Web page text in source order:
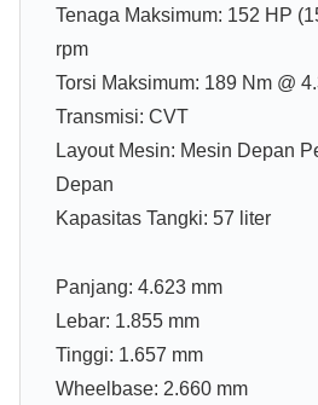
Tenaga Maksimum: 152 HP
rpm
Torsi Maksimum: 189 Nm @
Transmisi: CVT
Layout Mesin: Mesin Depan
Depan
Kapasitas Tangki: 57 liter
Panjang: 4.623 mm
Lebar: 1.855 mm
Tinggi: 1.657 mm
Wheelbase: 2.660 mm